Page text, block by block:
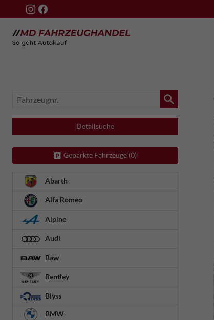
Fahrzeugnr.
Detailsuche
Geparkte Fahrzeuge (0)
Abarth
Alfa Romeo
Alpine
Audi
Baw
Bentley
Blyss
BMW